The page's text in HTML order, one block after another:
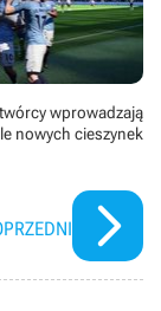
twórcy wprowadzają
nowych cieszynek